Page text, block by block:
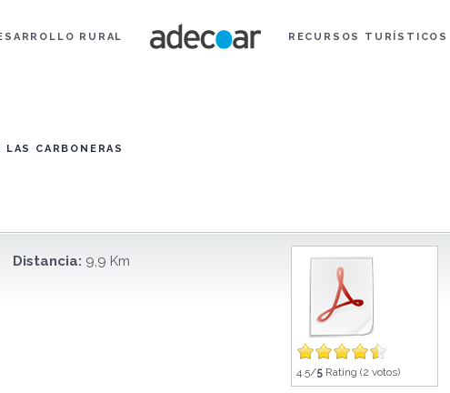
RURAL RECURSOS TURÍSTICOS
LAS CARBONERAS
4.5/5 Rating (2 votos)
Distancia: 9,9 Km